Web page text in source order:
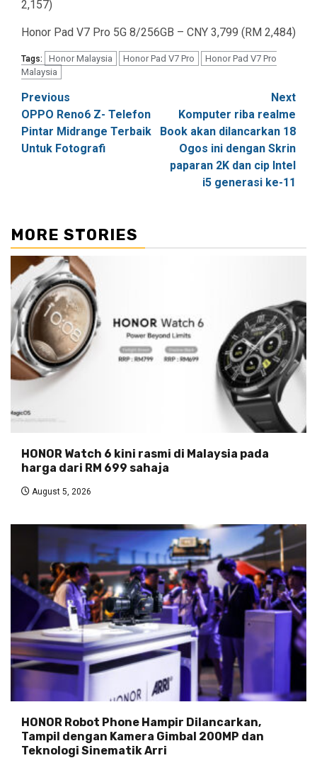
2,157)
Honor Pad V7 Pro 5G 8/256GB – CNY 3,799 (RM 2,484)
Tags: Honor Malaysia Honor Pad V7 Pro
Honor Pad V7 Pro
Malaysia
Post
navigation
Previous
OPPO Reno6 Z- Telefon
Pintar Midrange Terbaik
Untuk Fotografi
Next
Komputer riba realme
Book akan dilancarkan 18
Ogos ini dengan Skrin
paparan 2K dan cip Intel
i5 generasi ke-11
MORE STORIES
HONOR Watch 6 kini rasmi di Malaysia pada
harga dari RM 699 sahaja
August 5, 2026
HONOR Robot Phone Hampir Dilancarkan,
Tampil dengan Kamera Gimbal 200MP dan
Teknologi Sinematik Arri